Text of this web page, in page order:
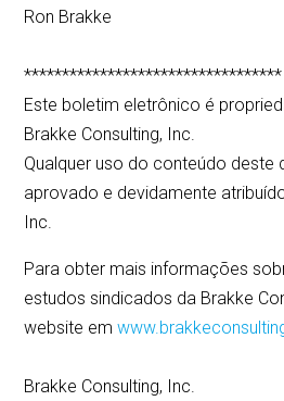
Ron Brakke
**********************************
Este boletim eletrônico é
Brakke Consulting, Inc.
Qualquer uso do conteúdo deste
aprovado e devidamente
Inc.
Para obter mais informações
estudos sindicados da Brakke
website em
Brakke Consulting, Inc.